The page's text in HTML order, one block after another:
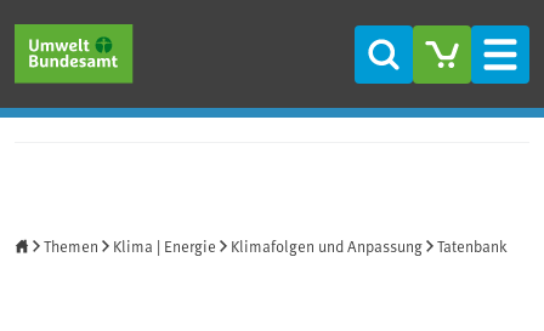
Suche
Themen Klima | Energie Klimafolgen und Anpassung Tatenbank